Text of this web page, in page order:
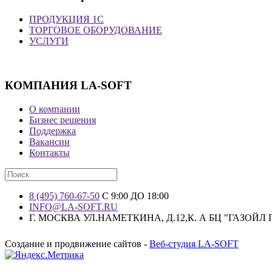
ПРОДУКЦИЯ 1С
ТОРГОВОЕ ОБОРУДОВАНИЕ
УСЛУГИ
КОМПАНИЯ LA-SOFT
О компании
Бизнес решения
Поддержка
Вакансии
Контакты
8 (495) 760-67-50 С 9:00 ДО 18:00
INFO@LA-SOFT.RU
Г. МОСКВА УЛ.НАМЕТКИНА, Д.12,К. А БЦ "ГАЗОЙЛ
Создание и продвижение сайтов - Веб-студия LA-SOFT